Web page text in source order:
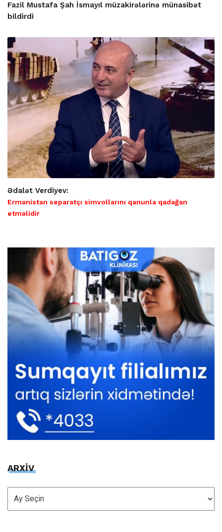
Fazil Mustafa Şah İsmayıl müzakirələrinə münasibət
bildirdi
Ədalət Verdiyev:
Ermənistan separatçı simvollarını qanunla qadağan
etməlidir
ARXİV
ARXİV